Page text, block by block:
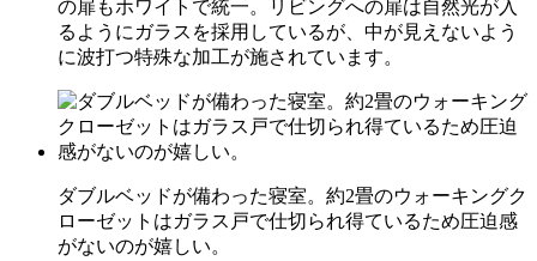
の扉もホワイトで統一。リビングへの扉は自然光が入
るようにガラスを採用しているが、中が見えないよう
に波打つ特殊な加工が施されています。
ダブルベッドが備わった寝室。約2畳のウォーキングク
ローゼットはガラス戸で仕切られ得ているため圧迫感
がないのが嬉しい。